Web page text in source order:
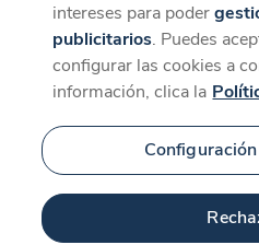
intereses para poder
publicitarios. Puedes
configurar las cookies a
información, clica la